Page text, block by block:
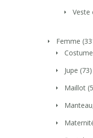
Veste
Femme
Jupe (73)
Maillot